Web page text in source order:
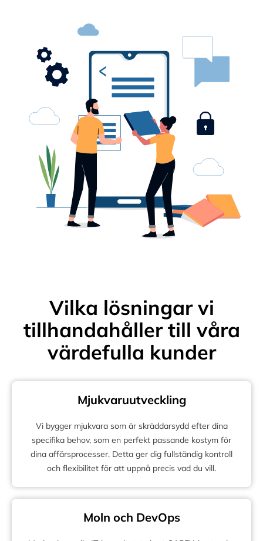
Vilka lösningar vi
tillhandahåller till våra
värdefulla kunder
Mjukvaruutveckling
Vi bygger mjukvara som är skräddarsydd efter dina
specifika behov, som en perfekt passande kostym för
dina affärsprocesser. Detta ger dig fullständig kontroll
och flexibilitet för att uppnå precis vad du vill.
Moln och DevOps